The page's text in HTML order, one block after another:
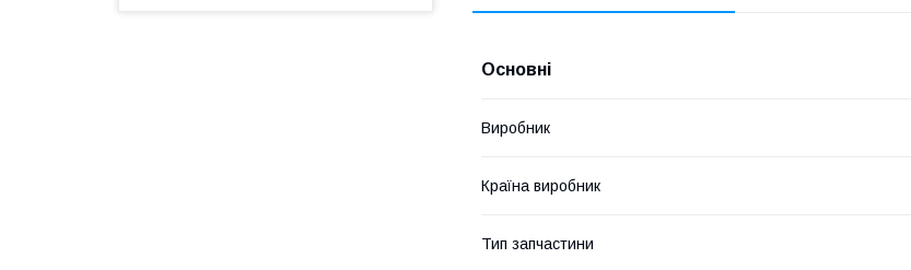
Основні
Виробник
Країна виробник
Тип запчастини